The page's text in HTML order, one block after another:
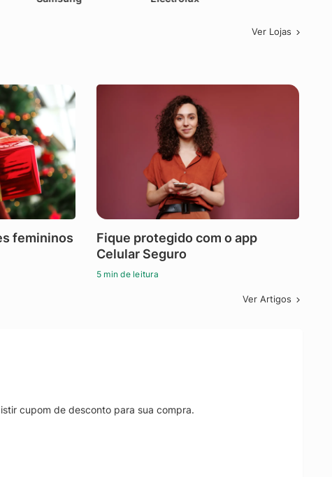
Ver Lojas
femininos
Fique protegido com o app
Celular Seguro
5 min de leitura
Ver Artigos
cupom de desconto para sua compra.